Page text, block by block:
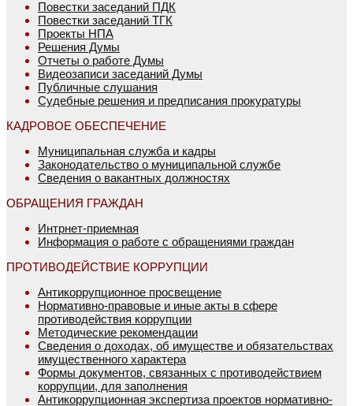
Повестки заседаний ПДК
Повестки заседаний ТГК
Проекты НПА
Решения Думы
Отчеты о работе Думы
Видеозаписи заседаний Думы
Публичные слушания
Судебные решения и предписания прокуратуры
КАДРОВОЕ ОБЕСПЕЧЕНИЕ
Муниципальная служба и кадры
Законодательство о муниципальной службе
Сведения о вакантных должностях
ОБРАЩЕНИЯ ГРАЖДАН
Интрнет-приемная
Информация о работе с обращениями граждан
ПРОТИВОДЕЙСТВИЕ КОРРУПЦИИ
Антикоррупционное просвещение
Нормативно-правовые и иные акты в сфере
противодействия коррупции
Методические рекомендации
Сведения о доходах, об имуществе и обязательствах
имущественного характера
Формы документов, связанных с противодействием
коррупции, для заполнения
Антикоррупционная экспертиза проектов нормативно-